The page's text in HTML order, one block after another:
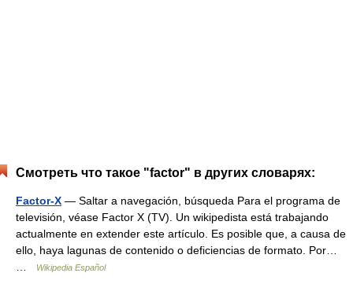
Смотреть что такое "factor" в других словарях:
Factor-X — Saltar a navegación, búsqueda Para el programa de
televisión, véase Factor X (TV). Un wikipedista está trabajando
actualmente en extender este artículo. Es posible que, a causa de
ello, haya lagunas de contenido o deficiencias de formato. Por…
Wikipedia Español